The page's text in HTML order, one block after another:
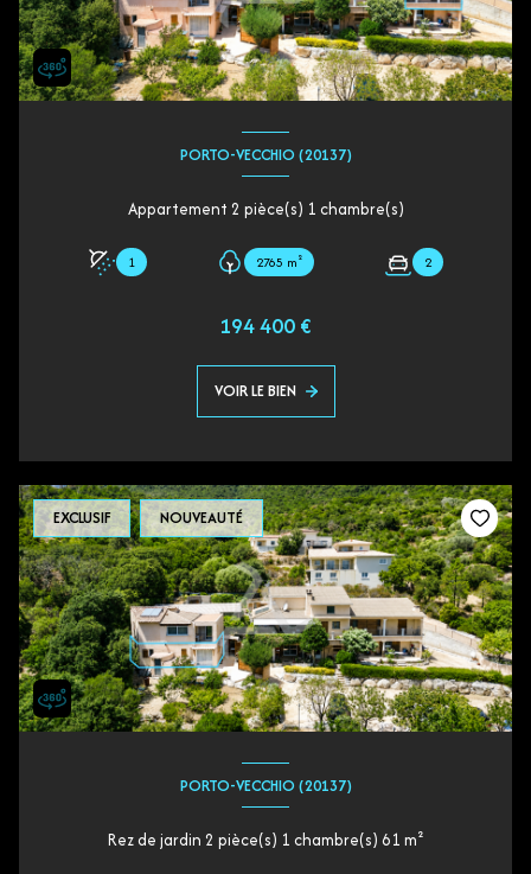
PORTO-VECCHIO (20137)
Appartement 2 pièce(s) 1 chambre(s)
1 2765 m² 2
194 400 €
VOIR LE BIEN
EXCLUSIF NOUVEAUTÉ
PORTO-VECCHIO (20137)
Rez de jardin 2 pièce(s) 1 chambre(s) 61 m²